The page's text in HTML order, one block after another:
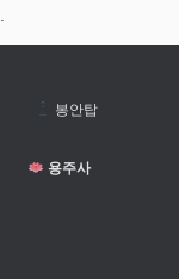
봉안탑
용주사